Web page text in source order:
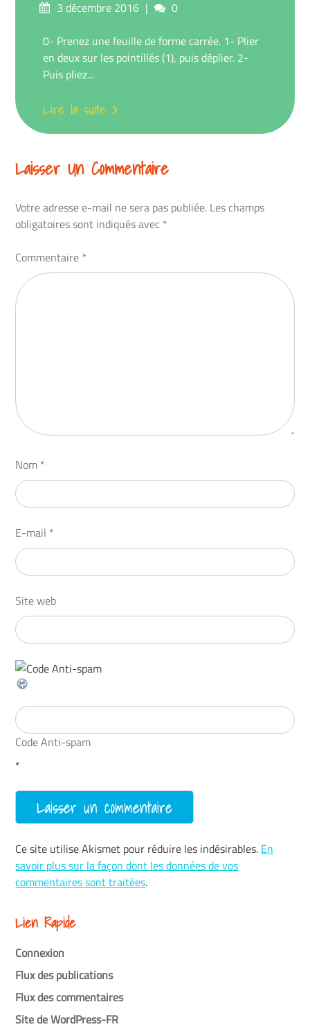
Posté3 décembre 2016 commentaires
0
0- Prenez une feuille de forme carrée. 1- Plier
en deux sur les pointillés (1), puis déplier. 2-
Puis pliez...
Lire la suite
Laisser Un Commentaire
Votre adresse e-mail ne sera pas publiée. Les champs
obligatoires sont indiqués avec *
Commentaire *
Nom *
E-mail *
Site web
Code Anti-spam
*
Ce site utilise Akismet pour réduire les indésirables. En
savoir plus sur la façon dont les données de vos
commentaires sont traitées.
Lien Rapide
Connexion
Flux des publications
Flux des commentaires
Site de WordPress-FR